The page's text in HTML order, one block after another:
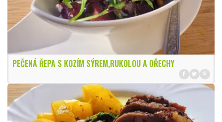
PEČENÁ ŘEPA S KOZÍM SÝREM,RUKOLOU A OŘECHY